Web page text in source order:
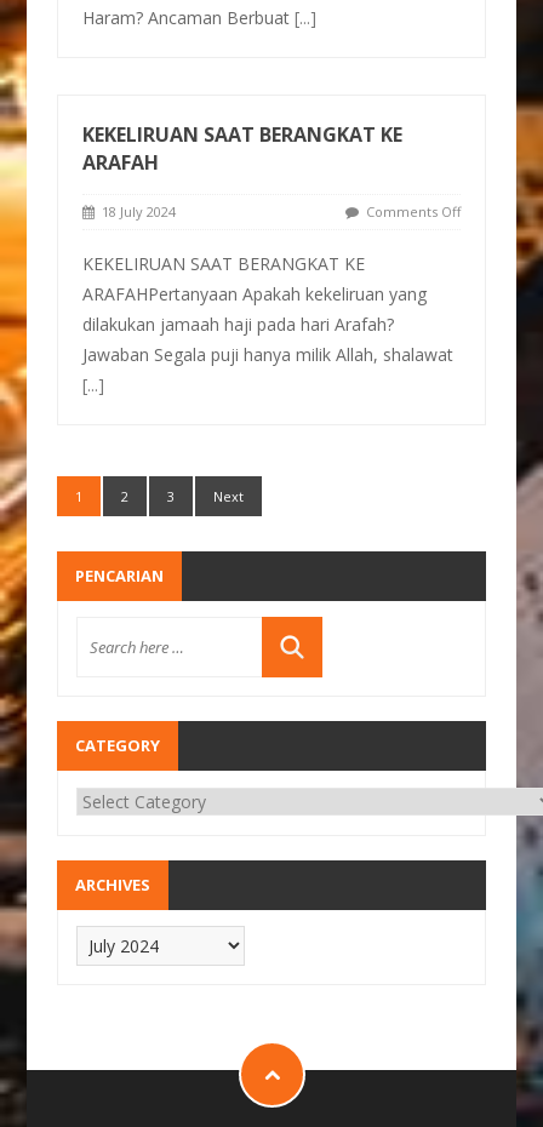
Haram? Ancaman Berbuat[...]
KEKELIRUAN SAAT BERANGKAT KE
ARAFAH
18 July 2024 Comments Off
KEKELIRUAN SAAT BERANGKAT KE
ARAFAHPertanyaan Apakah kekeliruan yang
dilakukan jamaah haji pada hari Arafah?
Jawaban Segala puji hanya milik Allah, shalawat
[...]
1 2 3 Next
PENCARIAN
CATEGORY
ARCHIVES